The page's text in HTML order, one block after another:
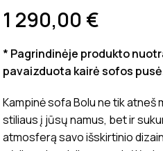
1 290,00 €
* Pagrindinėje produkto
pavaizduota kairė sofos
Kampinė sofa Bolu ne tik atneš
stiliaus į jūsų namus, bet ir
atmosferą savo išskirtinio